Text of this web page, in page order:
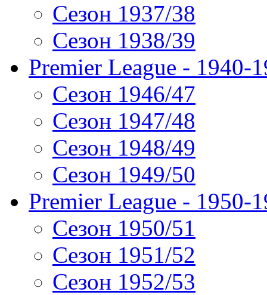
Сезон 1937/38
Сезон 1938/39
Premier League - 1940-
Сезон 1946/47
Сезон 1947/48
Сезон 1948/49
Сезон 1949/50
Premier League - 1950-
Сезон 1950/51
Сезон 1951/52
Сезон 1952/53